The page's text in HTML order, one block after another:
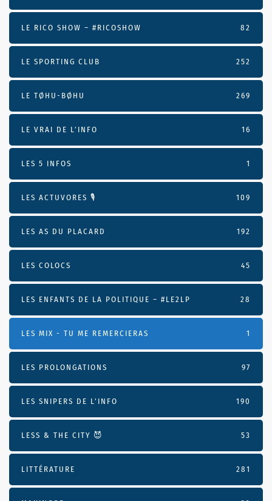
LE RICO SHOW – #RICOSHOW 82
LE SPORTING CLUB 252
LE TØHU-BØHU 269
LE VRAI DE L’INFO 16
LES 5 INFOS 1
LES ACTUVORES 🎙 109
LES AS DU PLACARD 192
LES COLOCS 45
LES ENFANTS DE LA POLITIQUE – #LE2LP 28
LES MIX - TU ME REMERCIERAS 1
LES PROLONGATIONS 97
LES SNIPERS DE L’INFO 190
LESS & THE CITY 😈 53
LITTÉRATURE 281